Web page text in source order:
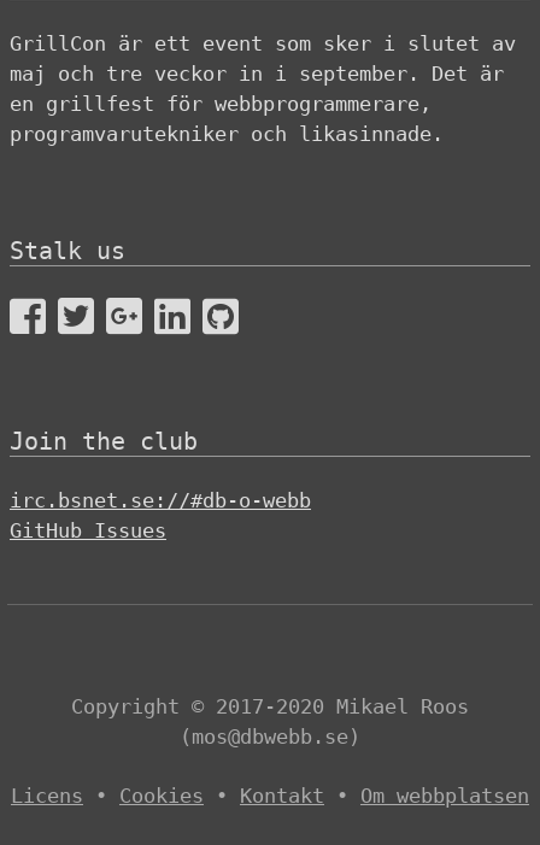
GrillCon är ett event som sker i slutet av
maj och tre veckor in i september. Det är
en grillfest för webbprogrammerare,
programvarutekniker och likasinnade.
Stalk us
Join the club
irc.bsnet.se://#db-o-webb
GitHub Issues
Copyright © 2017-2020 Mikael Roos
(mos@dbwebb.se)
Licens Cookies Kontakt Om webbplatsen